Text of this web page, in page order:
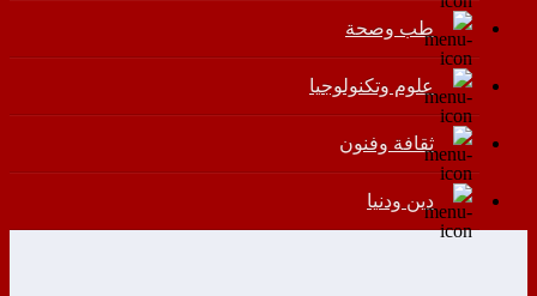
طب وصحة
علوم وتكنولوجيا
ثقافة وفنون
دين ودنيا